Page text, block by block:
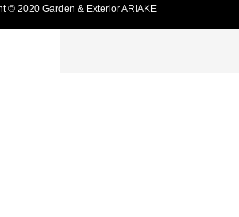
© 2020 Garden & Exterior ARIAKE